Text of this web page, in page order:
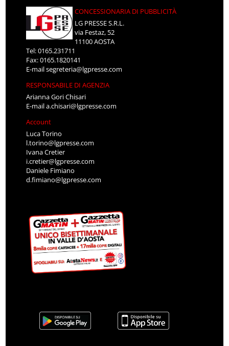
CONCESSIONARIA DI PUBBLICITÀ
LG PRESSE S.R.L.
via Festaz, 52
11100 AOSTA
Tel: 0165.231711
Fax: 0165.1820141
E-mailsegreteria@lgpresse.com
RESPONSABILE DI AGENZIA
Arianna Gori Chisari
E-maila.chisari@lgpresse.com
Account
Luca Torino
l.torino@lgpresse.com
Ivana Cretier
i.cretier@lgpresse.com
Daniele Fimiano
d.fimiano@lgpresse.com